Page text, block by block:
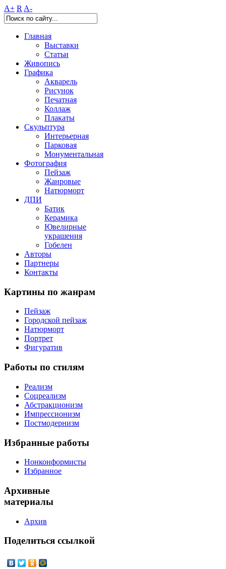
A+ R A-
Главная
Выставки
Статьи
Живопись
Графика
Акварель
Рисунок
Печатная
Коллаж
Плакаты
Скульптура
Интерьерная
Парковая
Монументальная
Фотография
Пейзаж
Жанровые
Натюрморт
ДПИ
Батик
Керамика
Ювелирные
украшения
Гобелен
Авторы
Партнеры
Контакты
Картины по жанрам
Пейзаж
Городской пейзаж
Натюрморт
Портрет
Фигуратив
Работы по стилям
Реализм
Соцреализм
Абстракционизм
Импрессионизм
Постмодернизм
Избранные работы
Нонконформисты
Избранное
Архивные
материалы
Архив
Поделиться ссылкой